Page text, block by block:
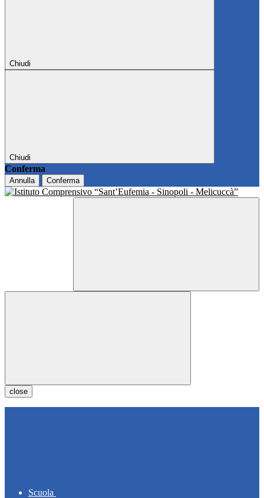
Chiudi
Chiudi
Conferma
Annulla Conferma
close
Scuola